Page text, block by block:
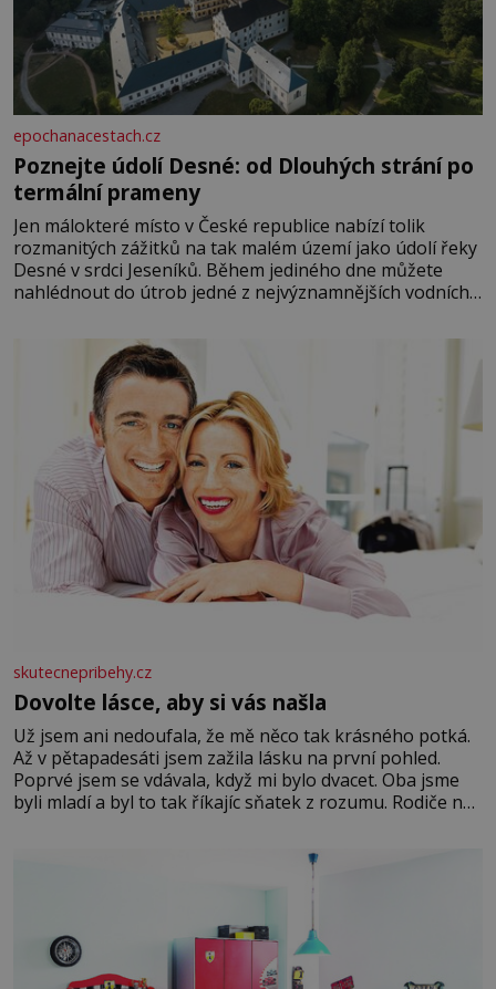
epochanacestach.cz
Poznejte údolí Desné: od Dlouhých strání po
termální prameny
Jen málokteré místo v České republice nabízí tolik
rozmanitých zážitků na tak malém území jako údolí řeky
Desné v srdci Jeseníků. Během jediného dne můžete
nahlédnout do útrob jedné z nejvýznamnějších vodních
se na koloběžce a den zakončit poznáváním památek ve
Velkých Losinách nebo v termálním
skutecnepribehy.cz
Dovolte lásce, aby si vás našla
Už jsem ani nedoufala, že mě něco tak krásného potká.
Až v pětapadesáti jsem zažila lásku na první pohled.
Poprvé jsem se vdávala, když mi bylo dvacet. Oba jsme
byli mladí a byl to tak říkajíc sňatek z rozumu. Rodiče nás